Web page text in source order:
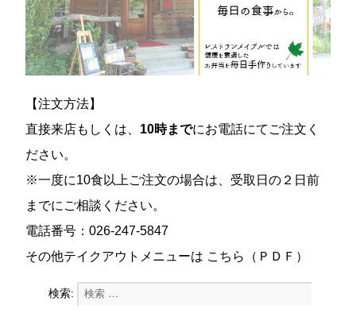
【注文方法】
直接来店もしくは、 10時までにお電話にてご注文く
ださい。
※一度に10食以上ご注文の場合は、受取日の２日前
までにご相談ください。
電話番号： 026-247-5847
その他テイクアウトメニューは こちら（ＰＤＦ）
検索: